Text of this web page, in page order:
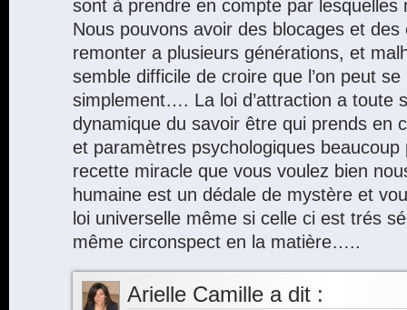
sont à prendre en compte par lesquelles
Nous pouvons avoir des blocages et
remonter a plusieurs générations, et
semble difficile de croire que l’on peut
simplement…. La loi d’attraction a toute
dynamique du savoir être qui prends en
et paramètres psychologiques
recette miracle que vous voulez bien
humaine est un dédale de mystère et
loi universelle même si celle ci est trés
même circonspect en la matière…..
Arielle Camille a dit :